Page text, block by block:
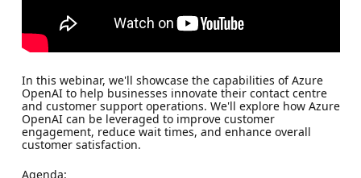
In this webinar, we'll showcase the capabilities of Azure
OpenAI to help businesses innovate their contact centre
and customer support operations. We'll explore how Azure
OpenAI can be leveraged to improve customer
engagement, reduce wait times, and enhance overall
customer satisfaction.
Agenda: